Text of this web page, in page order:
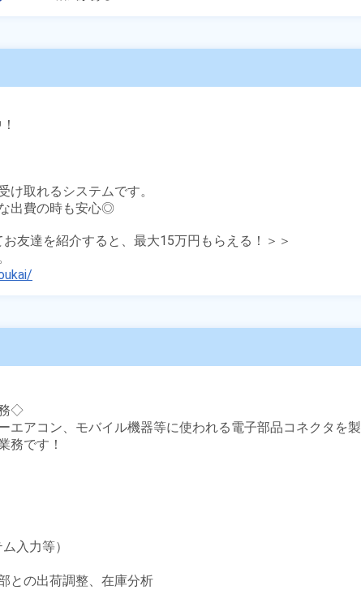
け取れるシステムです。
出費の時も安心◎
友達を紹介すると、最大15万円もらえる！＞＞
◇
エアコン、モバイル機器等に使われる電子部品コネクタを製
務です！
入力等）
との出荷調整、在庫分析